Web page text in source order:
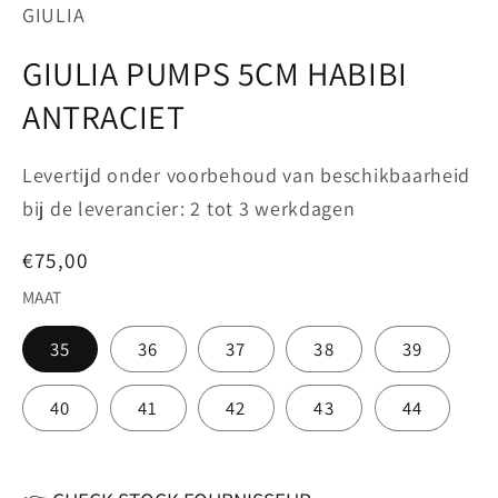
in
modaal
GIULIA
GIULIA PUMPS 5CM HABIBI
ANTRACIET
Levertijd onder voorbehoud van beschikbaarheid
bij de leverancier: 2 tot 3 werkdagen
Normale
prijs
€75,00
MAAT
35 36 37 38 39
40 41 42 43 44